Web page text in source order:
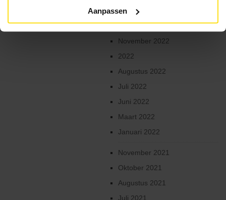
Aanpassen
Ledenvoordelen
December 2022
November 2022
2022
Augustus 2022
Juli 2022
Juni 2022
Maart 2022
Januari 2022
November 2021
Oktober 2021
Augustus 2021
Juli 2021